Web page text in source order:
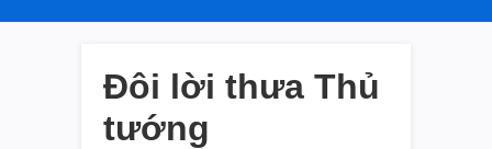
Đôi lời thưa Thủ
tướng